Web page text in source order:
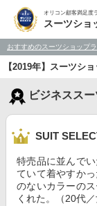
オリコン顧客満足度
スーツショ
おすすめのスーツショップ
【2019年】スーツシ
ビジネスス
SUIT
特売品に並んで
ていて着やすか
のないカラーの
くれた。（20代／